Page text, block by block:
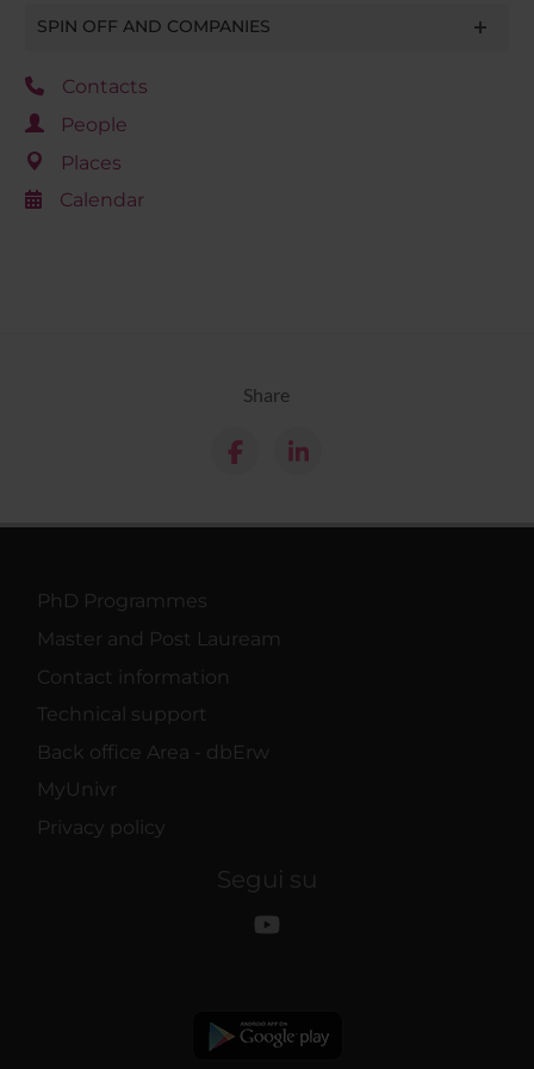
SPIN OFF AND COMPANIES
Contacts
People
Places
Calendar
Share
PhD Programmes
Master and Post Lauream
Contact information
Technical support
Back office Area - dbErw
MyUnivr
Privacy policy
Segui su